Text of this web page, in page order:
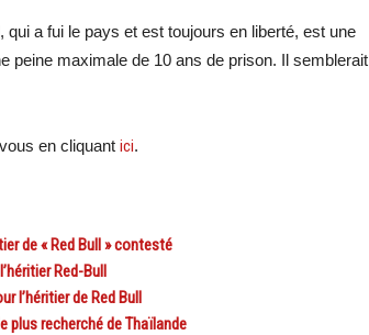
qui a fui le pays et est toujours en liberté, est une
peine maximale de 10 ans de prison. Il semblerait
en cliquant ici.
de « Red Bull » contesté
Red-Bull
l’héritier de Red Bull
plus recherché de Thaïlande